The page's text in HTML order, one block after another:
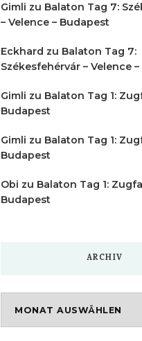
Gimli zu Balaton Tag 7:
– Velence – Budapest
Eckhard zu Balaton Tag 7:
Székesfehérvár – Velence
Gimli zu Balaton Tag 1:
Budapest
Gimli zu Balaton Tag 1:
Budapest
Obi zu Balaton Tag 1:
Budapest
ARCHIV